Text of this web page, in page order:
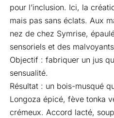
pour l’inclusion. Ici, la
mais pas sans éclats. Aux
nez de chez Symrise,
sensoriels et des
Objectif : fabriquer un jus
sensualité.
Résultat : un bois-musqué
Longoza épicé, fève tonka
crémeux. Accord lacté,